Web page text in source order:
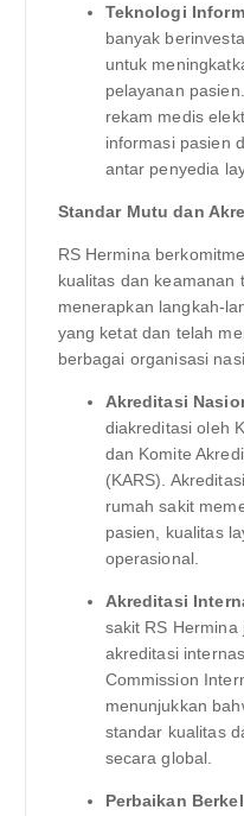
Teknologi
banyak
untuk
pelayanan
rekam medis
informasi pasien
antar penyedia
Standar Mutu dan
RS Hermina
kualitas dan keamanan
menerapkan langkah-
yang ketat dan telah
berbagai organisasi
Akreditasi
diakreditasi oleh
dan Komite
(KARS).
rumah sakit
pasien, kualitas
operasional.
Akreditasi
sakit RS
akreditasi
Commission
menunjukkan
standar kualitas
secara global.
Perbaikan